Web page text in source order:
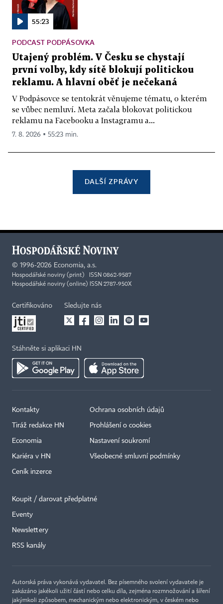
55:23
PODCAST PODPÁSOVKA
Utajený problém. V Česku se chystají
první volby, kdy sítě blokují politickou
reklamu. A hlavní oběť je nečekaná
V Podpásovce se tentokrát věnujeme tématu, o kterém
se vůbec nemluví. Meta začala blokovat politickou
reklamu na Facebooku a Instagramu a...
7. 8. 2026 ▪ 55:23 min.
DALŠÍ ZPRÁVY
© 1996-2026 Economia, a.s.
Hospodářské noviny (print) ISSN 0862-9587
Hospodářské noviny (online) ISSN 2787-950X
Certifikováno Sledujte nás
Stáhněte si aplikaci HN
Kontakty
Tiráž redakce HN
Economia
Kariéra v HN
Ceník inzerce
Ochrana osobních údajů
Prohlášení o cookies
Nastavení soukromí
Všeobecné smluvní podmínky
Koupit / darovat předplatné
Eventy
Newslettery
RSS kanály
Autorská práva vykonává vydavatel. Bez písemného svolení vydavatele je
zakázáno jakékoli užití částí nebo celku díla, zejména rozmnožování a šíření
jakýmkoli způsobem, mechanickým nebo elektronickým, v českém nebo